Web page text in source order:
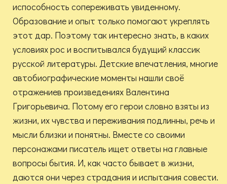
испособность сопереживать увиденному.
Образование и опыт только помогают укреплять
этот дар. Поэтому так интересно знать, в каких
условиях рос и воспитывался будущий классик
русской литературы. Детские впечатления, многие
автобиографические моменты нашли своё
отражениев произведениях Валентина
Григорьевича. Потому его герои словно взяты из
жизни, их чувства и переживания подлинны, речь и
мысли близки и понятны. Вместе со своими
персонажами писатель ищет ответы на главные
вопросы бытия. И, как часто бывает в жизни,
даются они через страдания и испытания совести.